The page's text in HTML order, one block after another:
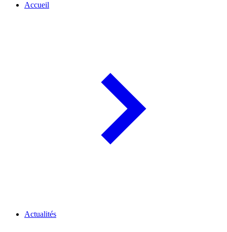
Accueil
Actualités